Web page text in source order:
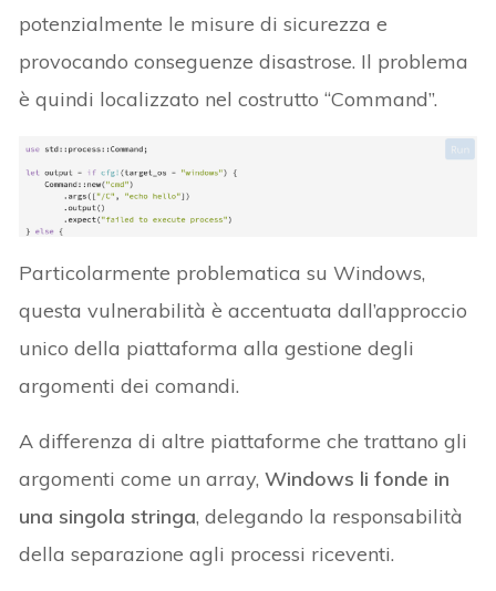
potenzialmente le misure di sicurezza e
provocando conseguenze disastrose. Il problema
è quindi localizzato nel costrutto “Command”.
Particolarmente problematica su Windows,
questa vulnerabilità è accentuata dall’approccio
unico della piattaforma alla gestione degli
argomenti dei comandi.
A differenza di altre piattaforme che trattano gli
argomenti come un array,Windows li fonde in
una singola stringa, delegando la responsabilità
della separazione agli processi riceventi.